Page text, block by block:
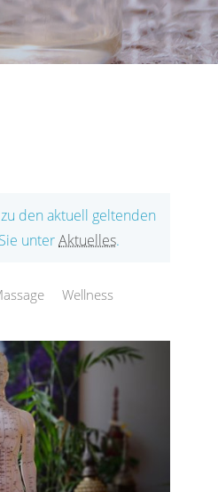
den aktuell geltenden
unterAktuelles.
Wellness